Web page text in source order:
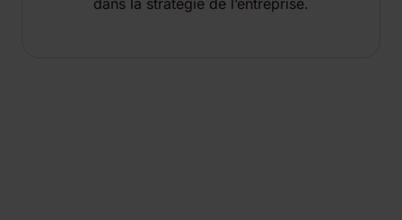
dans la stratégie de l’entreprise.